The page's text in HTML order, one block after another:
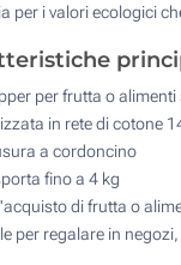
per i valori ecologici
per frutta o alimenti
in rete di cotone
a cordoncino
fino a 4 kg
di frutta o
per regalare in